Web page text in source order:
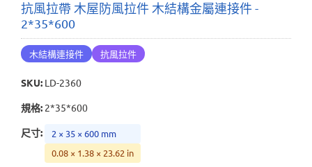
抗風拉帶 木屋防風拉件 木結構金屬連接件 -
2*35*600
木結構連接件 抗風拉件
SKU: LD-2360
規格: 2*35*600
尺寸:
2 × 35 × 600 mm
0.08 × 1.38 × 23.62 in